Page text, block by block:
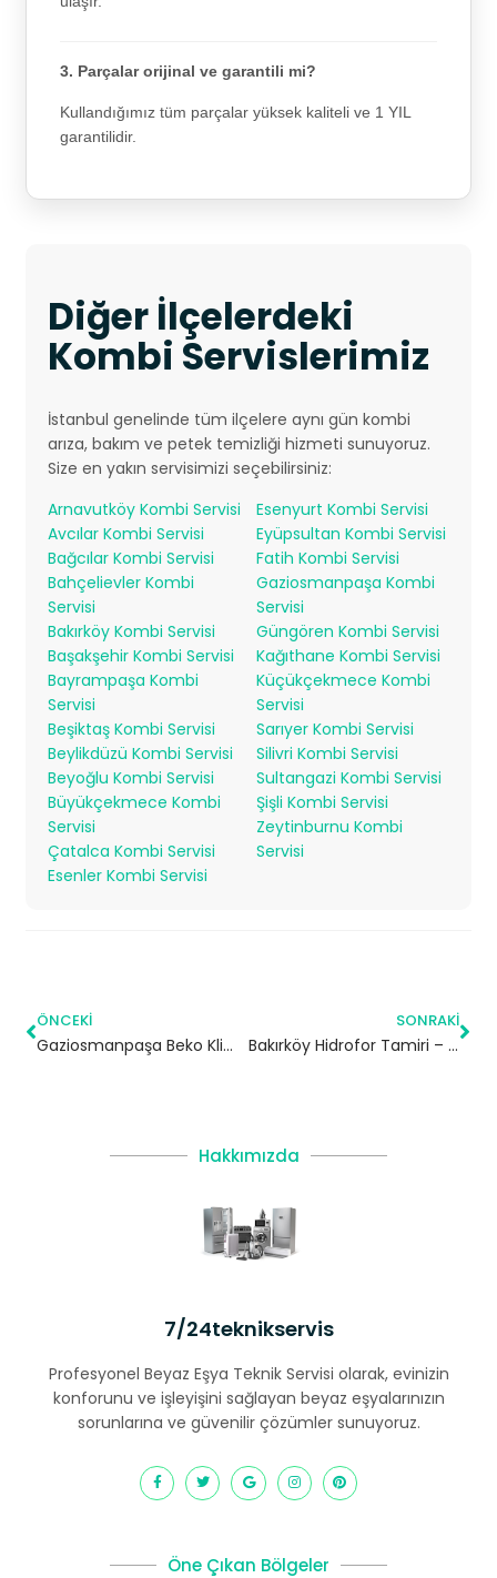
3. Parçalar orijinal ve garantili mi?
Kullandığımız tüm parçalar yüksek kaliteli ve 1 YIL
garantilidir.
Diğer İlçelerdeki
Kombi Servislerimiz
İstanbul genelinde tüm ilçelere aynı gün kombi
arıza, bakım ve petek temizliği hizmeti sunuyoruz.
Size en yakın servisimizi seçebilirsiniz:
Arnavutköy Kombi Servisi
Avcılar Kombi Servisi
Bağcılar Kombi Servisi
Bahçelievler Kombi
Servisi
Bakırköy Kombi Servisi
Başakşehir Kombi Servisi
Bayrampaşa Kombi
Servisi
Beşiktaş Kombi Servisi
Beylikdüzü Kombi Servisi
Beyoğlu Kombi Servisi
Büyükçekmece Kombi
Servisi
Çatalca Kombi Servisi
Esenler Kombi Servisi
Esenyurt Kombi Servisi
Eyüpsultan Kombi Servisi
Fatih Kombi Servisi
Gaziosmanpaşa Kombi
Servisi
Güngören Kombi Servisi
Kağıthane Kombi Servisi
Küçükçekmece Kombi
Servisi
Sarıyer Kombi Servisi
Silivri Kombi Servisi
Sultangazi Kombi Servisi
Şişli Kombi Servisi
Zeytinburnu Kombi
Servisi
ÖNCEKI
Gaziosmanpaşa Beko Klima Servisi – 7/24 Klima Tamiri – Klima Bakımı
SONRAKI
Bakırköy Hidrofor Tamiri – 7/24 Acil Servis
Hakkımızda
7/24teknikservis
Profesyonel Beyaz Eşya Teknik Servisi olarak, evinizin
konforunu ve işleyişini sağlayan beyaz eşyalarınızın
sorunlarına ve güvenilir çözümler sunuyoruz.
Öne Çıkan Bölgeler